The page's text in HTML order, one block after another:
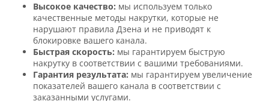
Высокое качество: мы используем только
качественные методы накрутки, которые не
нарушают правила Дзена и не приводят к
блокировке вашего канала.
Быстрая скорость: мы гарантируем быструю
накрутку в соответствии с вашими требованиями.
Гарантия результата: мы гарантируем увеличение
показателей вашего канала в соответствии с
заказанными услугами.